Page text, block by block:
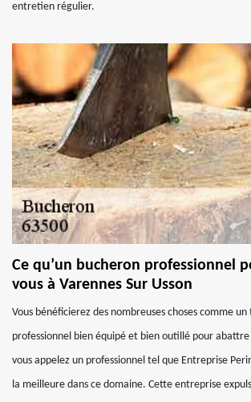
entretien régulier.
Ce qu’un bucheron professionnel
vous à Varennes Sur Usson
Vous bénéficierez des nombreuses choses comme
professionnel bien équipé et bien outillé pour
vous appelez un professionnel tel que Entreprise
la meilleure dans ce domaine. Cette entreprise